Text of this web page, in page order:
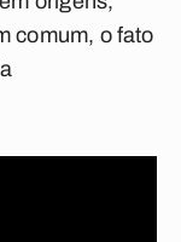
comum, o fato